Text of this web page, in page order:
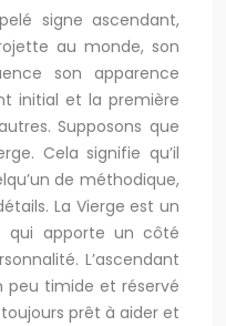
signe ascendant,
au monde, son
son apparence
initial et la première
Supposons que
Cela signifie qu’il
de méthodique,
La Vierge est un
qui apporte un côté
L’ascendant
peu timide et réservé
prêt à aider et